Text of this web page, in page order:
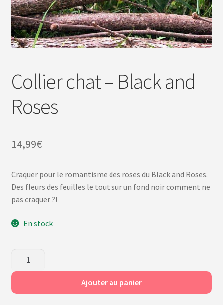
Collier chat – Black and
Roses
14,99€
Craquer pour le romantisme des roses du Black and Roses.
Des fleurs des feuilles le tout sur un fond noir comment ne
pas craquer ?!
En stock
chat
Ajouter au panier